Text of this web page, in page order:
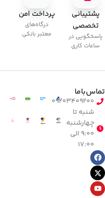
پشتیبانی
تخصصی
پاسخگویی در
ساعات کاری
پرداخت امن
درگاه‌های
معتبر بانکی
تماس‌با‌ما
۰۹۲۰۳۴۰۹۲۰۰
شنبه تا
چهارشنبه
۹:۰۰ الی
۱۷:۰۰